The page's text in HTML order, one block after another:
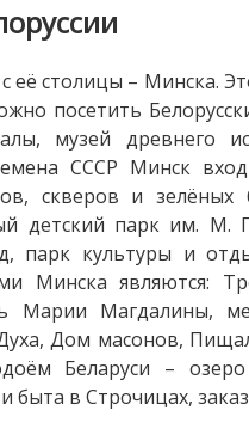
её столицы – Минска.
посетить
музей древнего
СССР Минск
скверов и
детский парк им. М.
парк культуры и
Минска являются:
Марии Магдалины,
Дом масонов,
Беларуси –
в Строчицах,